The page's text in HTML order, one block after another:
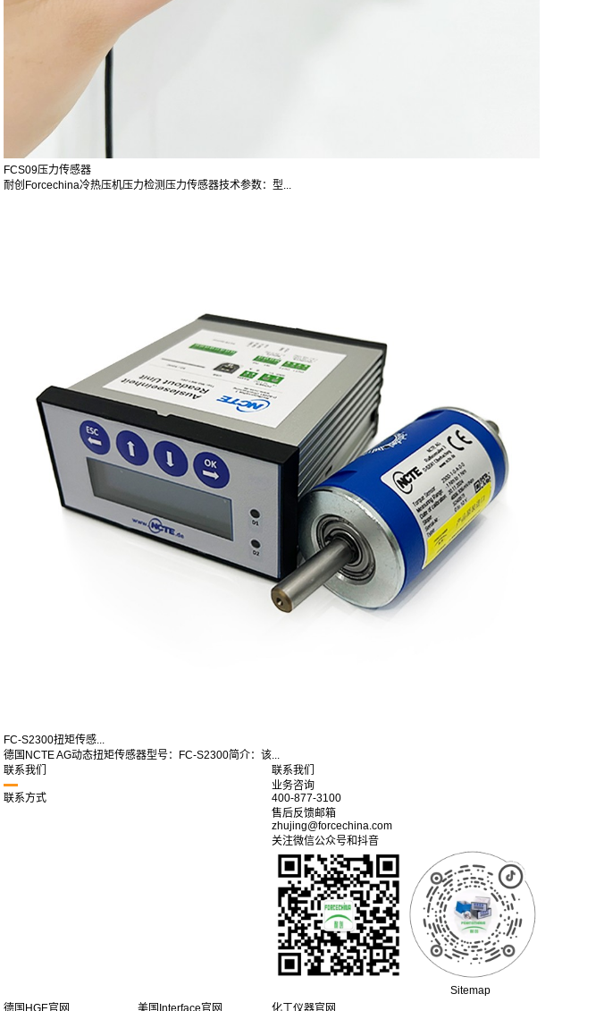
FCS09压力传感器
耐创Forcechina冷热压机压力检测压力传感器技术参数：型...
FC-S2300扭矩传感...
德国NCTE AG动态扭矩传感器型号：FC-S2300简介：该...
联系我们
联系方式
联系我们
业务咨询
400-877-3100
售后反馈邮箱
zhujing@forcechina.com
关注微信公众号和抖音
Sitemap
德国HGE官网 美国Interface官网 化工仪器官网